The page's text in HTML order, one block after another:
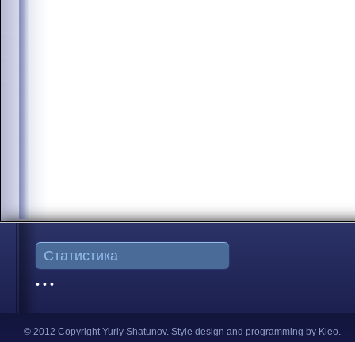
Статистика
• • •
© 2012 Copyright Yuriy Shatunov. Style design and programming by Kleo.